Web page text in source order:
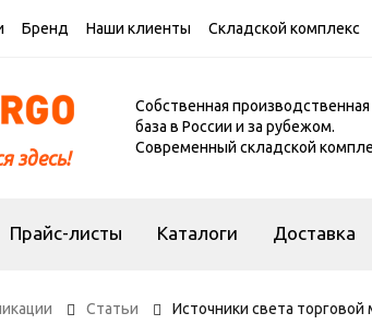
Бренд Наши клиенты Складской комплекс
здесь!
Собственная производственная
база в России и за рубежом.
Современный складской
Прайс-листы Каталоги Доставка
Статьи Источники света торговой